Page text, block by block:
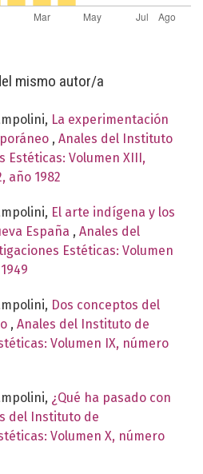
mismo autor/a
La experimentación
, Anales del Instituto
Estéticas: Volumen XIII,
año 1982
El arte indígena y los
España , Anales del
Estéticas: Volumen
Dos conceptos del
, Anales del Instituto de
Volumen IX, número
¿Qué ha pasado con
del Instituto de
Volumen X, número